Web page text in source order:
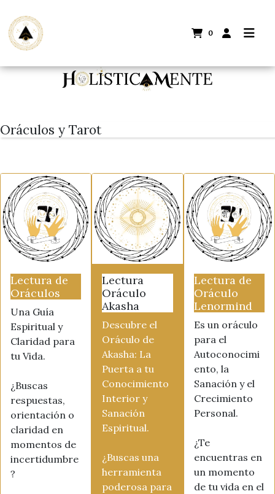
0
Oráculos y Tarot
Lectura de
Oráculos
Una Guía
Espiritual y
Claridad para
tu Vida.
¿Buscas
respuestas,
orientación o
claridad en
momentos de
incertidumbre
?
Lectura
Oráculo
Akasha
Descubre el
Oráculo de
Akasha: La
Puerta a tu
Conocimiento
Interior y
Sanación
Espiritual.
¿Buscas una
herramienta
poderosa para
Lectura de
Oráculo
Lenormind
Es un oráculo
para el
Autoconocimi
ento, la
Sanación y el
Crecimiento
Personal.
¿Te
encuentras en
un momento
de tu vida en el